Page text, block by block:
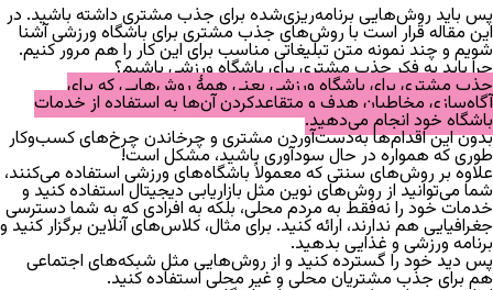
پس باید روش‌هایی برنامه‌ریزی‌شده برای جذب مشتری داشته باشید. در
این مقاله قرار است با روش‌های جذب مشتری برای باشگاه ورزشی آشنا
شویم و چند نمونه متن تبلیغاتی مناسب برای این کار را هم مرور کنیم.
چرا باید به فکر جذب مشتری برای باشگاه ورزشی باشیم؟
جذب مشتری برای باشگاه ورزشی یعنی همهٔ روش‌هایی که برای
آگاه‌سازی مخاطبان هدف و متقاعدکردن آن‌ها به استفاده از خدمات
باشگاه خود انجام می‌دهید.
بدون این اقدام‌ها به‌دست‌آوردن مشتری و چرخاندن چرخ‌های کسب‌وکار
طوری که همواره در حال سودآوری باشید، مشکل است!
علاوه بر روش‌های سنتی که معمولاً باشگاه‌های ورزشی استفاده می‌کنند،
شما می‌توانید از روش‌های نوین مثل بازاریابی دیجیتال استفاده کنید و
خدمات خود را نه‌فقط به مردم محلی، بلکه به افرادی که به شما دسترسی
جغرافیایی هم ندارند، ارائه کنید. برای مثال، کلاس‌های آنلاین برگزار کنید و
برنامه ورزشی و غذایی بدهید.
پس دید خود را گسترده کنید و از روش‌هایی مثل شبکه‌های اجتماعی
هم برای جذب مشتریان محلی و غیر محلی استفاده کنید.